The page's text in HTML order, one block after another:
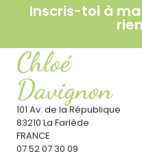
Inscris-toi à
Chloé
Davignon
101 Av. de la République
83210 La Farlède
FRANCE
07 52 07 30 09